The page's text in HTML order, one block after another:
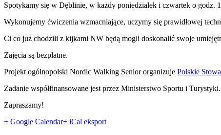
Spotykamy się w Dęblinie, w każdy poniedziałek i czwartek o godz.
Wykonujemy ćwiczenia wzmacniające, uczymy się prawidłowej
Ci co już chodzili z kijkami NW będą mogli doskonalić swoje
Zajęcia są bezpłatne.
Projekt ogólnopolski Nordic Walking Senior organizuje Polskie
Zadanie współfinansowane jest przez Ministerstwo Sportu i Turystyki.
Zapraszamy!
+ Google Calendar+ iCal eksport